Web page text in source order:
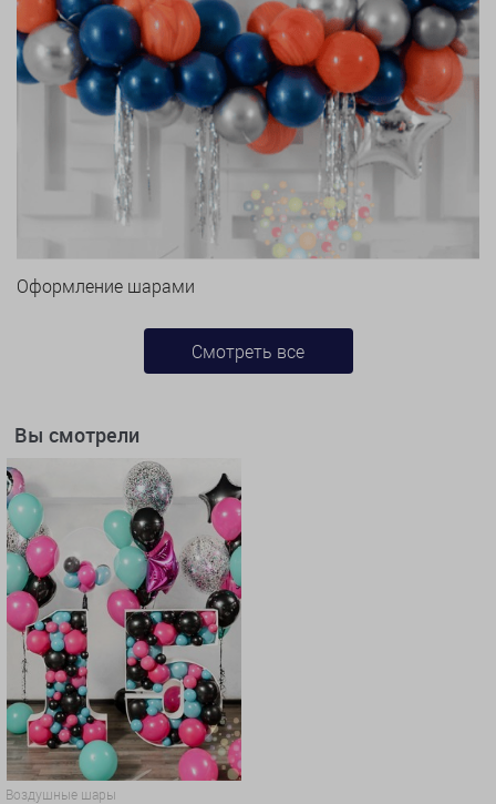
Оформление шарами
Смотреть все
Вы смотрели
Воздушные шары